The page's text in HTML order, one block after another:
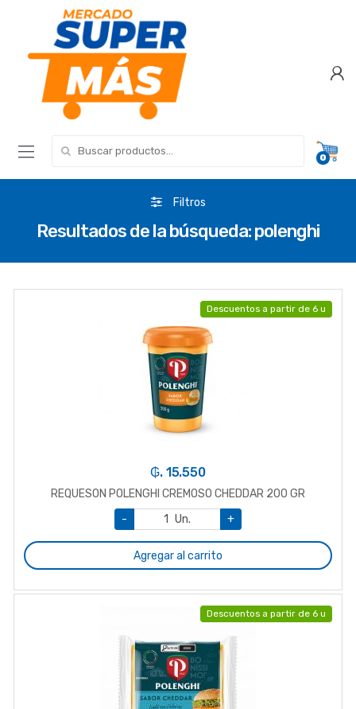
0
Filtros
Resultados de la búsqueda: polenghi
Descuentos a partir de 6 u
₲. 15.550
REQUESON POLENGHI CREMOSO CHEDDAR 200 GR
-
Un. +
Agregar al carrito
Descuentos a partir de 6 u